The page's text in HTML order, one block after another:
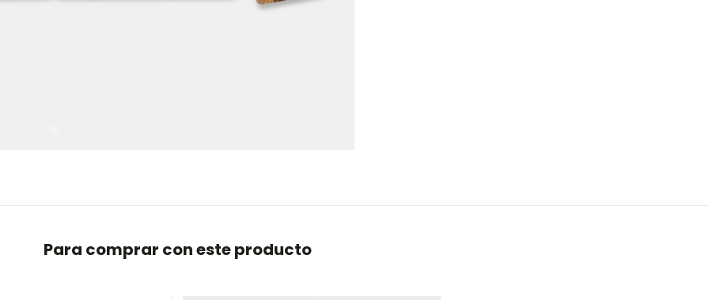
Para comprar con este producto